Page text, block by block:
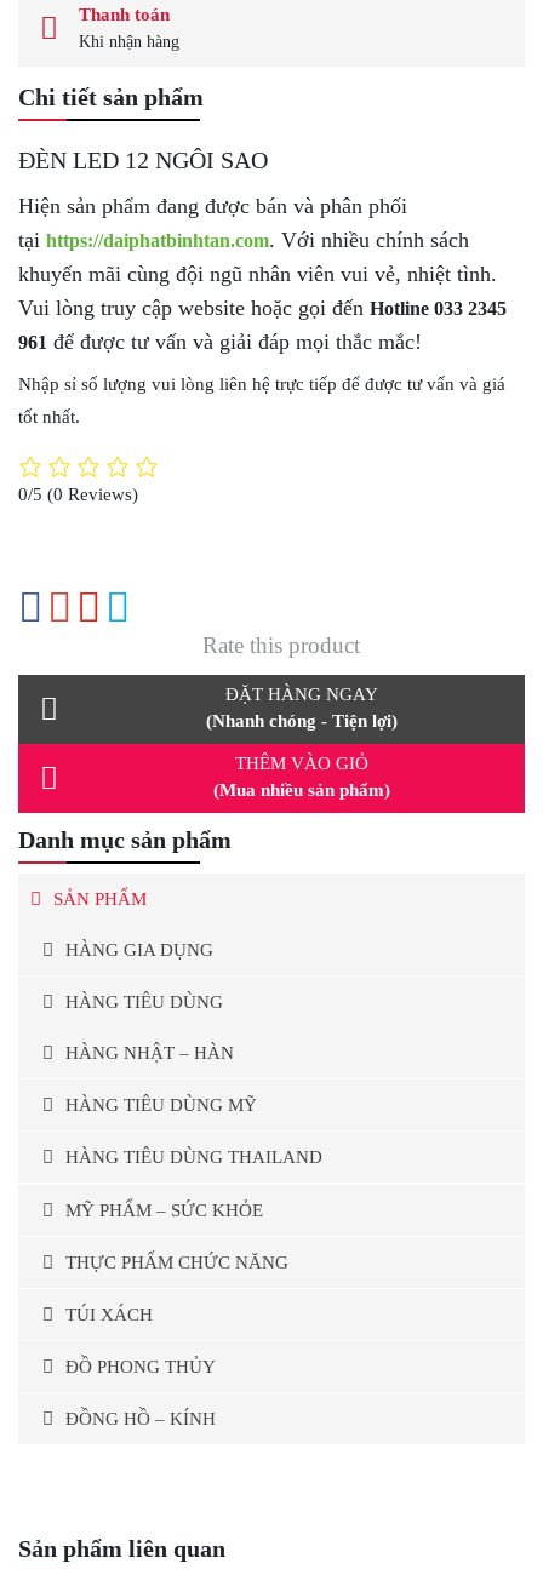
Thanh toán
Khi nhận hàng
Chi tiết sản phẩm
ĐÈN LED 12 NGÔI SAO
Hiện sản phẩm đang được bán và phân phối
tại https://daiphatbinhtan.com. Với nhiều chính sách
khuyến mãi cùng đội ngũ nhân viên vui vẻ, nhiệt tình.
Vui lòng truy cập website hoặc gọi đến Hotline 033 2345
961 để được tư vấn và giải đáp mọi thắc mắc!
Nhập sỉ số lượng vui lòng liên hệ trực tiếp để được tư vấn và giá
tốt nhất.
0/5 (0 Reviews)
Rate this product
ĐẶT HÀNG NGAY
(Nhanh chóng - Tiện lợi)
THÊM VÀO GIỎ
(Mua nhiều sản phẩm)
Danh mục sản phẩm
SẢN PHẨM
HÀNG GIA DỤNG
HÀNG TIÊU DÙNG
HÀNG NHẬT – HÀN
HÀNG TIÊU DÙNG MỸ
HÀNG TIÊU DÙNG THAILAND
MỸ PHẨM – SỨC KHỎE
THỰC PHẨM CHỨC NĂNG
TÚI XÁCH
ĐỒ PHONG THỦY
ĐỒNG HỒ – KÍNH
Sản phẩm liên quan